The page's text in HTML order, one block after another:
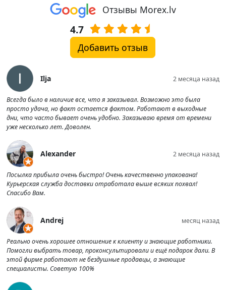
Отзывы Morex.lv
4.7
Добавить отзыв
Ilja 2 месяца назад
Всегда было в наличие все, что я заказывал. Возможно это была
просто удача, но факт остается фактом. Работают в выходные
дни, что часто бывает очень удобно. Заказываю время от времени
уже несколько лет. Доволен.
Alexander 2 месяца назад
Посылка прибыла очень быстро! Очень качественно упакована!
Курьерская служба доставки отработала выше всяких похвал!
Спасибо Вам.
Andrej месяц назад
Реально очень хорошее отношение к клиенту и знающие работники.
Помогли выбрать товар, проконсультировали и ещё подарок дали. В
этой фирме работают не бездушные продавцы, а знающие
специалисты. Советую 100%